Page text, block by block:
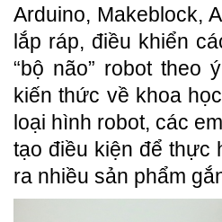
Arduino, Makeblock,
lắp ráp, điều khiển
“bộ não” robot theo
kiến thức về khoa
loại hình robot, các
tạo điều kiện để thực
ra nhiều sản phẩm